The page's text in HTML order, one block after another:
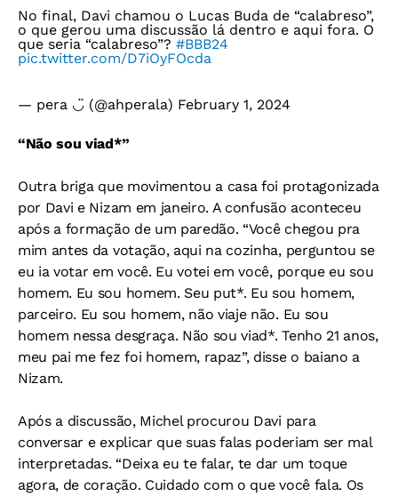
No final, Davi chamou o Lucas Buda de “calabreso”,
o que gerou uma discussão lá dentro e aqui fora. O
que seria “calabreso”? #BBB24
pic.twitter.com/D7iOyFOcda
— pera ◡̈ (@ahperala) February 1, 2024
“Não sou viad*”
Outra briga que movimentou a casa foi protagonizada
por Davi e Nizam em janeiro. A confusão aconteceu
após a formação de um paredão. “Você chegou pra
mim antes da votação, aqui na cozinha, perguntou se
eu ia votar em você. Eu votei em você, porque eu sou
homem. Eu sou homem. Seu put*. Eu sou homem,
parceiro. Eu sou homem, não viaje não. Eu sou
homem nessa desgraça. Não sou viad*. Tenho 21 anos,
meu pai me fez foi homem, rapaz”, disse o baiano a
Nizam.
Após a discussão, Michel procurou Davi para
conversar e explicar que suas falas poderiam ser mal
interpretadas. “Deixa eu te falar, te dar um toque
agora, de coração. Cuidado com o que você fala. Os